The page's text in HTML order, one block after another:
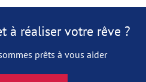
à réaliser votre rêve ?
prêts à vous aider